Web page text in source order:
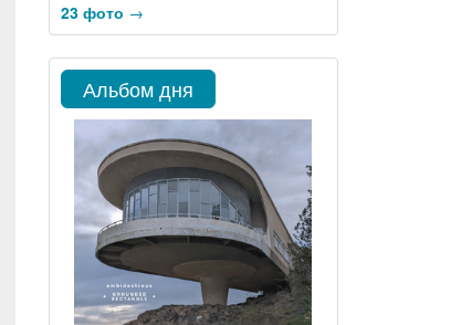
23 фото →
Альбом дня